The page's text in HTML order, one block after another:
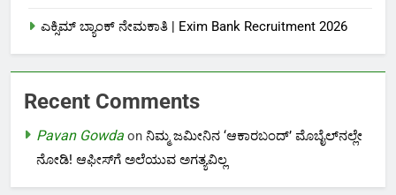
ಎಕ್ಸಿಮ್ ಬ್ಯಾಂಕ್ ನೇಮಕಾತಿ |‌ Exim Bank Recruitment 2026
Recent Comments
Pavan Gowda on ನಿಮ್ಮ ಜಮೀನಿನ ‘ಆಕಾರಬಂದ್’ ಮೊಬೈಲ್‌ನಲ್ಲೇ
ನೋಡಿ! ಆಫೀಸ್‌ಗೆ ಅಲೆಯುವ ಅಗತ್ಯವಿಲ್ಲ